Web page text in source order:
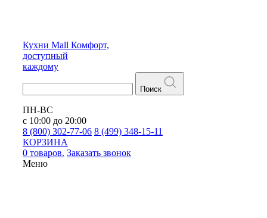
Кухни Mall Комфорт,
доступный
каждому
Поиск
ПН-ВС
с 10:00 до 20:00
8 (800) 302-77-06 8 (499) 348-15-11
КОРЗИНА
0 товаров. Заказать звонок
Меню